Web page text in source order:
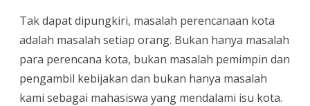
Tak dapat dipungkiri, masalah perencanaan kota
adalah masalah setiap orang. Bukan hanya masalah
para perencana kota, bukan masalah pemimpin dan
pengambil kebijakan dan bukan hanya masalah
kami sebagai mahasiswa yang mendalami isu kota.